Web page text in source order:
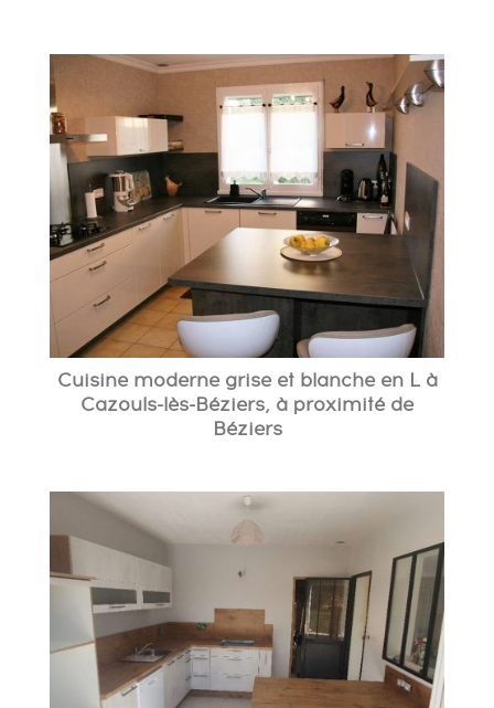
Cuisine moderne grise et blanche en L à
Cazouls-lès-Béziers, à proximité de
Béziers